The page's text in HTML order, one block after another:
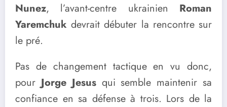
Nunez, l’avant-centre ukrainien Roman
Yaremchuk devrait débuter la rencontre sur
le pré.
Pas de changement tactique en vu donc,
pourJorge Jesusqui semble maintenir sa
confiance en sa défense à trois. Lors de la